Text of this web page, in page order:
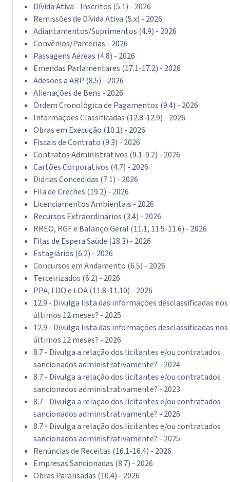
Dívida Ativa - Inscritos (5.1) - 2026
Remissões de Dívida Ativa (5.x) - 2026
Adiantamentos/Suprimentos (4.9) - 2026
Convênios/Parcerias - 2026
Passagens Aéreas (4.8) - 2026
Emendas Parlamentares (17.1-17.2) - 2026
Adesões a ARP (8.5) - 2026
Alienações de Bens - 2026
Ordem Cronológica de Pagamentos (9.4) - 2026
Informações Classificadas (12.8-12.9) - 2026
Obras em Execução (10.1) - 2026
Fiscais de Contrato (9.3) - 2026
Contratos Administrativos (9.1-9.2) - 2026
Cartões Corporativos (4.7) - 2026
Diárias Concedidas (7.1) - 2026
Fila de Creches (19.2) - 2026
Licenciamentos Ambientais - 2026
Recursos Extraordinários (3.4) - 2026
RREO, RGF e Balanço Geral (11.1, 11.5-11.6) - 2026
Filas de Espera Saúde (18.3) - 2026
Estagiários (6.2) - 2026
Concursos em Andamento (6.5) - 2026
Terceirizados (6.2) - 2026
PPA, LDO e LOA (11.8-11.10) - 2026
12.9 - Divulga lista das informações desclassificadas nos
últimos 12 meses? - 2025
12.9 - Divulga lista das informações desclassificadas nos
últimos 12 meses? - 2026
8.7 - Divulga a relação dos licitantes e/ou contratados
sancionados administrativamente? - 2024
8.7 - Divulga a relação dos licitantes e/ou contratados
sancionados administrativamente? - 2023
8.7 - Divulga a relação dos licitantes e/ou contratados
sancionados administrativamente? - 2026
8.7 - Divulga a relação dos licitantes e/ou contratados
sancionados administrativamente? - 2025
Renúncias de Receitas (16.1-16.4) - 2026
Empresas Sancionadas (8.7) - 2026
Obras Paralisadas (10.4) - 2026